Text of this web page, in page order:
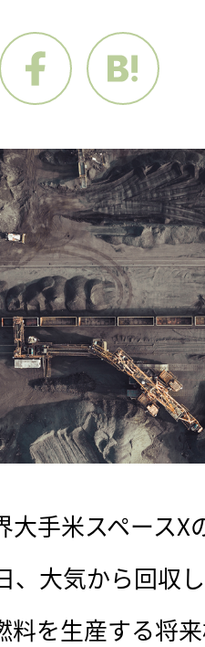
手米スペースX
、大気から回収
料を生産する将